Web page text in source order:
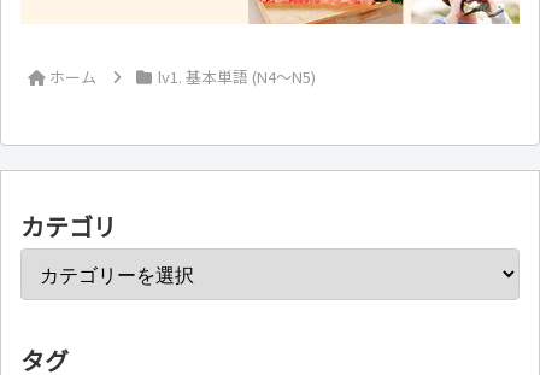
ホーム lv1. 基本単語 (N4～N5)
カテゴリ
タグ